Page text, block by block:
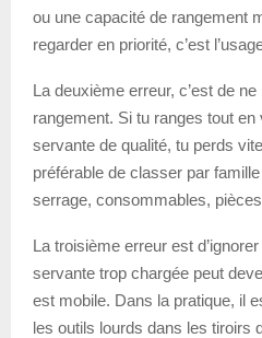
ou une capacité de rangement
regarder en priorité, c’est
La deuxième erreur, c’est de
rangement. Si tu ranges tout
servante de qualité, tu perds
préférable de classer par
serrage, consommables,
La troisième erreur est
servante trop chargée peut
est mobile. Dans la pratique, il
les outils lourds dans les tiroirs